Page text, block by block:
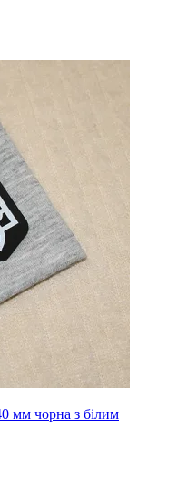
мм чорна з білим